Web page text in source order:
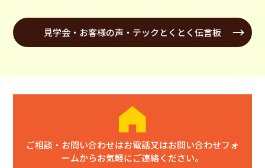
見学会・お客様の声・テックとくとく伝言板
ご相談・お問い合わせはお電話又はお問い合わせフォ
ームからお気軽にご連絡ください。